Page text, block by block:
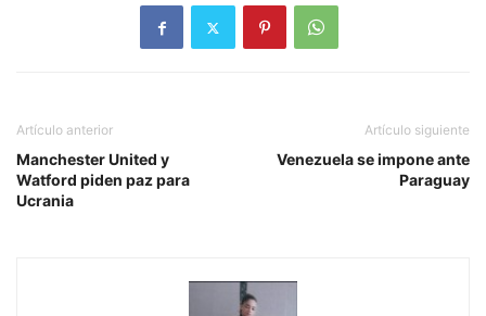
Artículo anterior
Manchester United y
Watford piden paz para
Ucrania
Artículo siguiente
Venezuela se impone ante
Paraguay